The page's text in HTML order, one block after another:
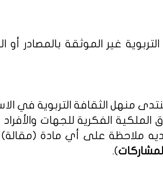
غير الموثقة بالمصادر أو
منهل الثقافة التربوية في
الفكرية للجهات
ملاحظة على أي مادة
).